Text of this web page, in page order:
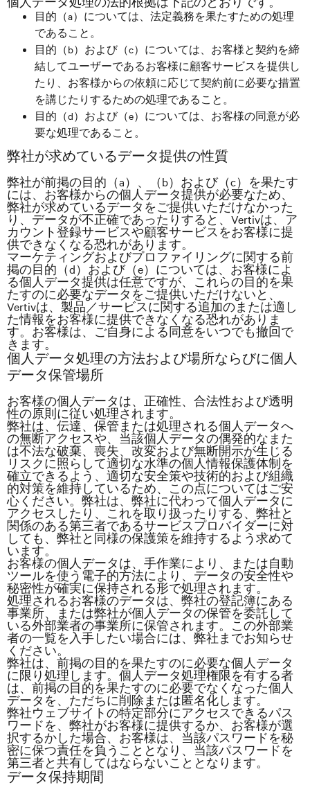
目的（a）については、法定義務を果たすための処理
であること。
目的（b）および（c）については、お客様と契約を締
結してユーザーであるお客様に顧客サービスを提供し
たり、お客様からの依頼に応じて契約前に必要な措置
を講じたりするための処理であること。
目的（d）および（e）については、お客様の同意が必
要な処理であること。
弊社が求めているデータ提供の性質
弊社が前掲の目的（a）、（b）および（c）を果たす
には、お客様からの個人データ提供が必要なため、
弊社が求めているデータをご提供いただけなかった
り、データが不正確であったりすると、Vertivは、ア
カウント登録サービスや顧客サービスをお客様に提
供できなくなる恐れがあります。
マーケティングおよびプロファイリングに関する前
掲の目的（d）および（e）については、お客様によ
る個人データ提供は任意ですが、これらの目的を果
たすのに必要なデータをご提供いただけないと、
Vertivは、製品／サービスに関する追加のまたは適し
た情報をお客様に提供できなくなる恐れがありま
す。お客様は、ご自身による同意をいつでも撤回で
きます。
個人データ処理の方法および場所ならびに個人
データ保管場所
お客様の個人データは、正確性、合法性および透明
性の原則に従い処理されます。
弊社は、伝達、保管または処理される個人データへ
の無断アクセスや、当該個人データの偶発的なまた
は不法な破棄、喪失、改変および無断開示が生じる
リスクに照らして適切な水準の個人情報保護体制を
確立できるよう、適切な安全策や技術的および組織
的対策を維持しているため、この点についてはご安
心ください。弊社は、弊社に代わって個人データに
アクセスしたり、これを取り扱ったりする、弊社と
関係のある第三者であるサービスプロバイダーに対
しても、弊社と同様の保護策を維持するよう求めて
います。
お客様の個人データは、手作業により、または自動
ツールを使う電子的方法により、データの安全性や
秘密性が確実に保持される形で処理されます。
処理されるお客様のデータは、弊社の登記簿にある
事業所、または弊社が個人データの保管を委託して
いる外部業者の事業所に保管されます。この外部業
者の一覧を入手したい場合には、弊社までお知らせ
ください。
弊社は、前掲の目的を果たすのに必要な個人データ
に限り処理します。個人データ処理権限を有する者
は、前掲の目的を果たすのに必要でなくなった個人
データを、ただちに削除または匿名化します。
弊社ウェブサイトの特定部分にアクセスできるパス
ワードを、弊社がお客様に提供するか、お客様が選
択するかした場合、お客様は、当該パスワードを秘
密に保つ責任を負うこととなり、当該パスワードを
第三者と共有してはならないこととなります。
データ保持期間